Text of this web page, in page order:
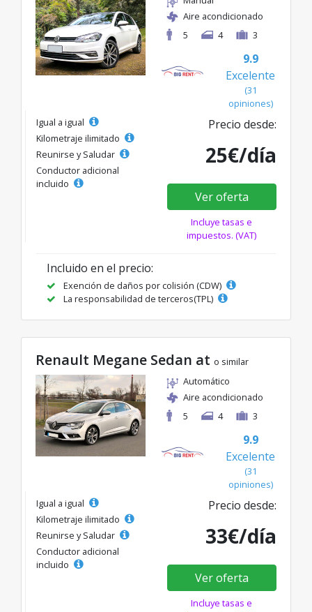
Aire acondicionado
5
4 3
9.9
Excelente
(31
opiniones)
Igual a igual
Kilometraje ilimitado
Reunirse y Saludar
Conductor adicional
incluido
Precio desde:
25€/día
Ver oferta
Incluye tasas e
impuestos. (VAT)
Incluido en el precio:
Exención de daños por colisión (CDW)
La responsabilidad de terceros(TPL)
Renault Megane Sedan at o similar
Automático
Aire acondicionado
5
4 3
9.9
Excelente
(31
opiniones)
Igual a igual
Kilometraje ilimitado
Reunirse y Saludar
Conductor adicional
incluido
Precio desde:
33€/día
Ver oferta
Incluye tasas e